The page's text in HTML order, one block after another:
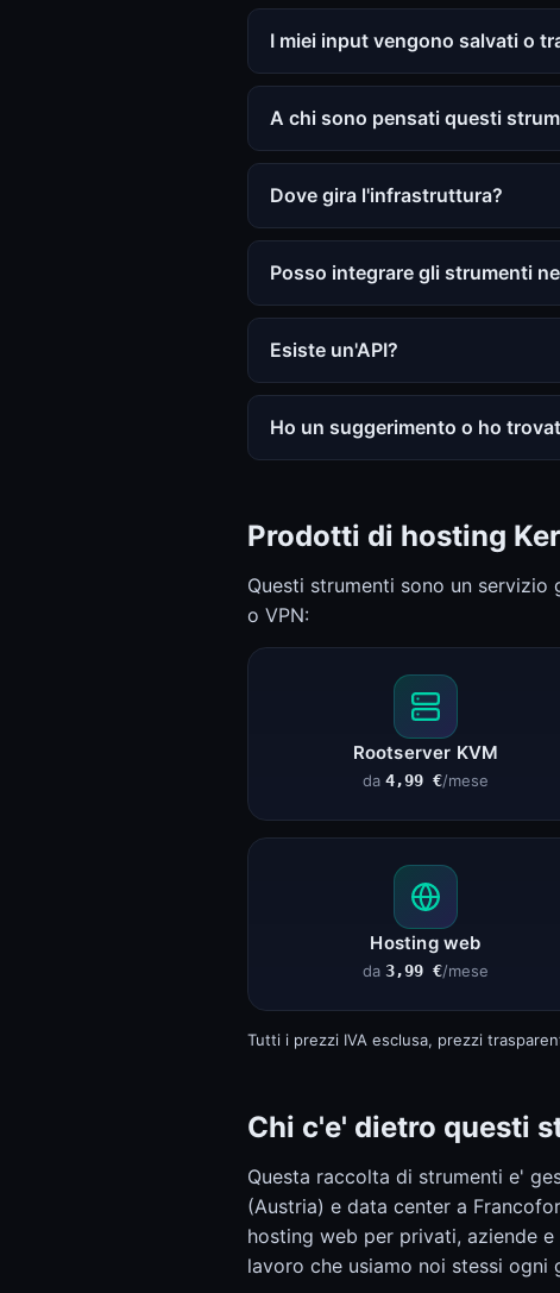
I miei input vengono salvati o
A chi sono pensati questi
Dove gira l'infrastruttura?
Posso integrare gli strumenti
Esiste un'API?
Ho un suggerimento o ho
Prodotti di hosting
Questi strumenti sono un
o VPN:
Rootserver KVM
da 4,99 €/mese
Hosting web
da 3,99 €/mese
Tutti i prezzi IVA esclusa, prezzi
Chi c'e' dietro questi
Questa raccolta di strumenti e'
(Austria) e data center a
hosting web per privati, aziende
lavoro che usiamo noi stessi